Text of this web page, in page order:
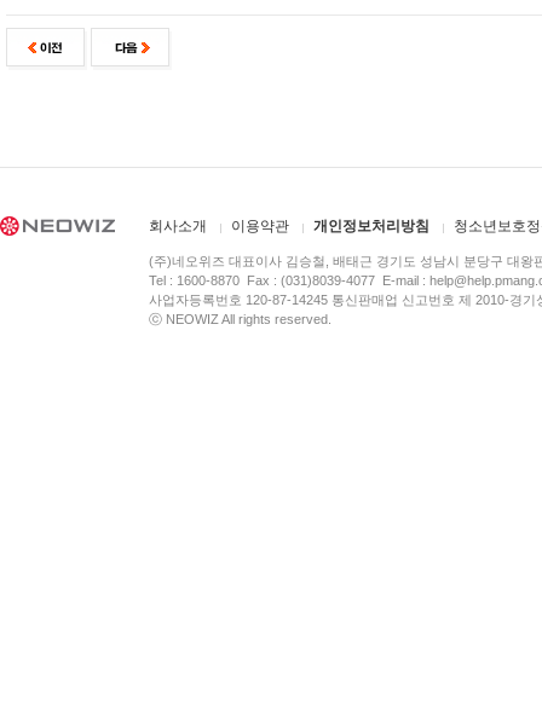
회사소개 이용약관 개인정보처리방침 청소년보호
(주)네오위즈 대표이사 김승철, 배태근 경기도 성남시 분당구 대왕
Tel : 1600-8870 Fax : (031)8039-4077 E-mail :
사업자등록번호 120-87-14245 통신판매업 신고번호 제 2010-경
ⓒ NEOWIZ All rights reserved.